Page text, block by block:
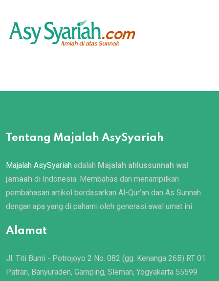
Tentang Majalah AsySyariah
Majalah AsySyariah adalah Majalah ahlussunnah wal
jamaah di Indonesia. Membahas dan menampilkan
pembahasan artikel berdasarkan Al-Qur’an dan As Sunnah
dengan apa yang di pahami oleh generasi awal umat ini.
Alamat
Jl. Titi Bumi - Potrojoyo 2 No. 082 (gg. Kenanga 26B) RT 01
Patran, Banyuraden, Gamping, Sleman, Yogyakarta 55599